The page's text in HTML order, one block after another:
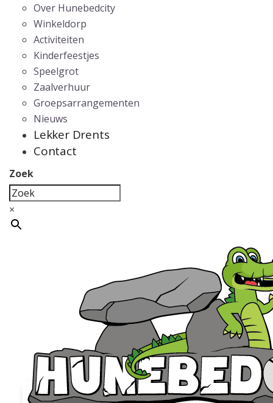
Over Hunebedcity
Winkeldorp
Activiteiten
Kinderfeestjes
Speelgrot
Zaalverhuur
Groepsarrangementen
Nieuws
Lekker Drents
Contact
Zoek
×